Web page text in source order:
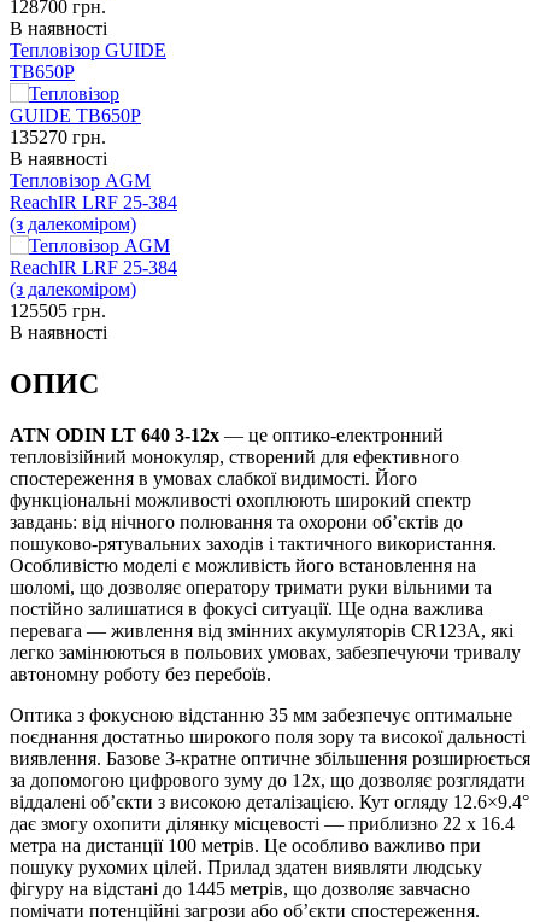
128700 грн.
В наявності
Тепловізор GUIDE
TB650P
135270 грн.
В наявності
Тепловізор AGM
ReachIR LRF 25-384
(з далекоміром)
125505 грн.
В наявності
ОПИС
ATN ODIN LT 640 3-12x — це оптико-електронний
тепловізійний монокуляр, створений для ефективного
спостереження в умовах слабкої видимості. Його
функціональні можливості охоплюють широкий спектр
завдань: від нічного полювання та охорони об’єктів до
пошуково-рятувальних заходів і тактичного використання.
Особливістю моделі є можливість його встановлення на
шоломі, що дозволяє оператору тримати руки вільними та
постійно залишатися в фокусі ситуації. Ще одна важлива
перевага — живлення від змінних акумуляторів CR123A, які
легко замінюються в польових умовах, забезпечуючи тривалу
автономну роботу без перебоїв.
Оптика з фокусною відстанню 35 мм забезпечує оптимальне
поєднання достатньо широкого поля зору та високої дальності
виявлення. Базове 3-кратне оптичне збільшення розширюється
за допомогою цифрового зуму до 12x, що дозволяє розглядати
віддалені об’єкти з високою деталізацією. Кут огляду 12.6×9.4°
дає змогу охопити ділянку місцевості — приблизно 22 x 16.4
метра на дистанції 100 метрів. Це особливо важливо при
пошуку рухомих цілей. Прилад здатен виявляти людську
фігуру на відстані до 1445 метрів, що дозволяє завчасно
помічати потенційні загрози або об’єкти спостереження.